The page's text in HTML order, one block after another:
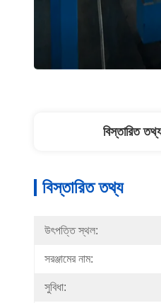
বিস্তারিত
বিস্তারিত তথ্য
উৎপত্তি স্থল:
সরঞ্জামের নাম:
সুবিধা: